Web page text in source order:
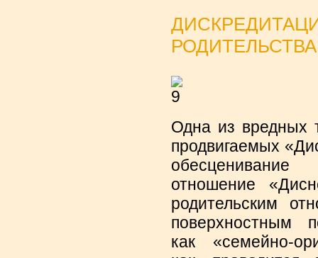
РОДИТЕЛЬСТВА
Одна из вредных
продвигаемых
отношение
родительским
поверхностным
как «семейно-